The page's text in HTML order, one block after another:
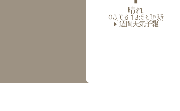
晴れ
08/06 13:56更新
週間天気予報